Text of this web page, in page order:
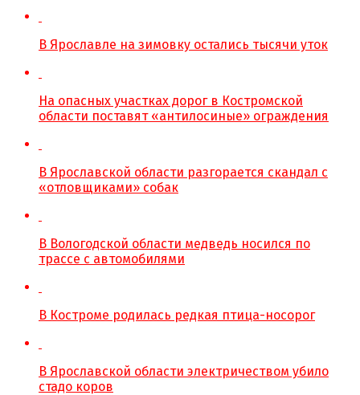
В Ярославле на зимовку остались тысячи уток
На опасных участках дорог в Костромской
области поставят «антилосиные» ограждения
В Ярославской области разгорается скандал с
«отловщиками» собак
В Вологодской области медведь носился по
трассе с автомобилями
В Костроме родилась редкая птица-носорог
В Ярославской области электричеством убило
стадо коров